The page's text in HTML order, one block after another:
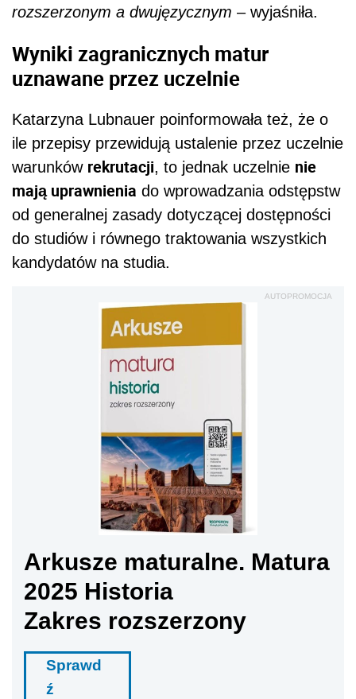
rozszerzonym a dwujęzycznym – wyjaśniła.
Wyniki zagranicznych matur
uznawane przez uczelnie
Katarzyna Lubnauer poinformowała też, że o
ile przepisy przewidują ustalenie przez uczelnie
warunków rekrutacji, to jednak uczelnie nie
mają uprawnienia do wprowadzania odstępstw
od generalnej zasady dotyczącej dostępności
do studiów i równego traktowania wszystkich
kandydatów na studia.
AUTOPROMOCJA
Arkusze maturalne. Matura
2025 Historia
Zakres rozszerzony
Sprawd
ź